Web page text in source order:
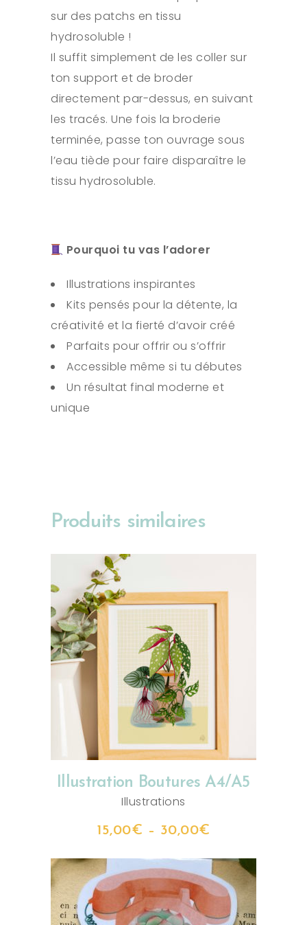
sur des patchs en tissu
hydrosoluble !
Il suffit simplement de les coller sur
ton support et de broder
directement par-dessus, en suivant
les tracés. Une fois la broderie
terminée, passe ton ouvrage sous
l’eau tiède pour faire disparaître le
tissu hydrosoluble.
Pourquoi tu vas l’adorer
Illustrations inspirantes
Kits pensés pour la détente, la
créativité et la fierté d’avoir créé
Parfaits pour offrir ou s’offrir
Accessible même si tu débutes
Un résultat final moderne et
unique
Produits similaires
CHOIX DES OPTIONS
Illustration Boutures A4/A5
Illustrations
15,00€ – 30,00€